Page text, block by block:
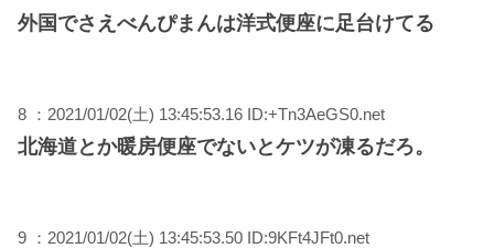
外国でさえべんぴまんは洋式便座に足台けてる
8 ：2021/01/02(土) 13:45:53.16 ID:+Tn3AeGS0.net
北海道とか暖房便座でないとケツが凍るだろ。
9 ：2021/01/02(土) 13:45:53.50 ID:9KFt4JFt0.net